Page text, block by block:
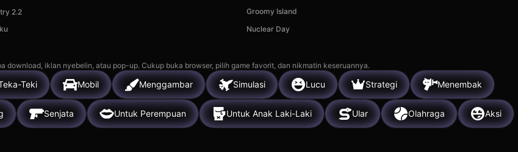
2.2
Groomy Island
Nuclear Day
download, iklan nyebelin, atau pop-up. Cukup buka browser, pilih game favorit, dan nikmatin keseruannya.
Teki Mobil Menggambar Simulasi Lucu Strategi Menembak
Senjata Untuk Perempuan Untuk Anak Laki-Laki Ular Olahraga Aksi